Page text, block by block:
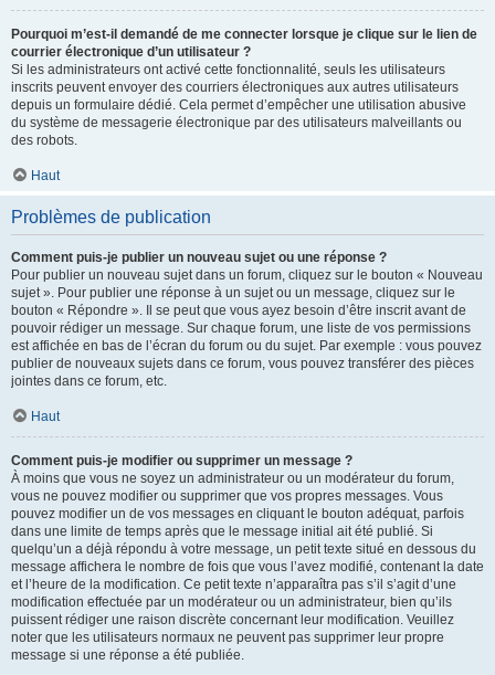
Pourquoi m’est-il demandé de me connecter lorsque je clique sur le lien de
courrier électronique d’un utilisateur ?
Si les administrateurs ont activé cette fonctionnalité, seuls les utilisateurs
inscrits peuvent envoyer des courriers électroniques aux autres utilisateurs
depuis un formulaire dédié. Cela permet d’empêcher une utilisation abusive
du système de messagerie électronique par des utilisateurs malveillants ou
des robots.
Haut
Problèmes de publication
Comment puis-je publier un nouveau sujet ou une réponse ?
Pour publier un nouveau sujet dans un forum, cliquez sur le bouton « Nouveau
sujet ». Pour publier une réponse à un sujet ou un message, cliquez sur le
bouton « Répondre ». Il se peut que vous ayez besoin d’être inscrit avant de
pouvoir rédiger un message. Sur chaque forum, une liste de vos permissions
est affichée en bas de l’écran du forum ou du sujet. Par exemple : vous pouvez
publier de nouveaux sujets dans ce forum, vous pouvez transférer des pièces
jointes dans ce forum, etc.
Haut
Comment puis-je modifier ou supprimer un message ?
À moins que vous ne soyez un administrateur ou un modérateur du forum,
vous ne pouvez modifier ou supprimer que vos propres messages. Vous
pouvez modifier un de vos messages en cliquant le bouton adéquat, parfois
dans une limite de temps après que le message initial ait été publié. Si
quelqu’un a déjà répondu à votre message, un petit texte situé en dessous du
message affichera le nombre de fois que vous l’avez modifié, contenant la date
et l’heure de la modification. Ce petit texte n’apparaîtra pas s’il s’agit d’une
modification effectuée par un modérateur ou un administrateur, bien qu’ils
puissent rédiger une raison discrète concernant leur modification. Veuillez
noter que les utilisateurs normaux ne peuvent pas supprimer leur propre
message si une réponse a été publiée.